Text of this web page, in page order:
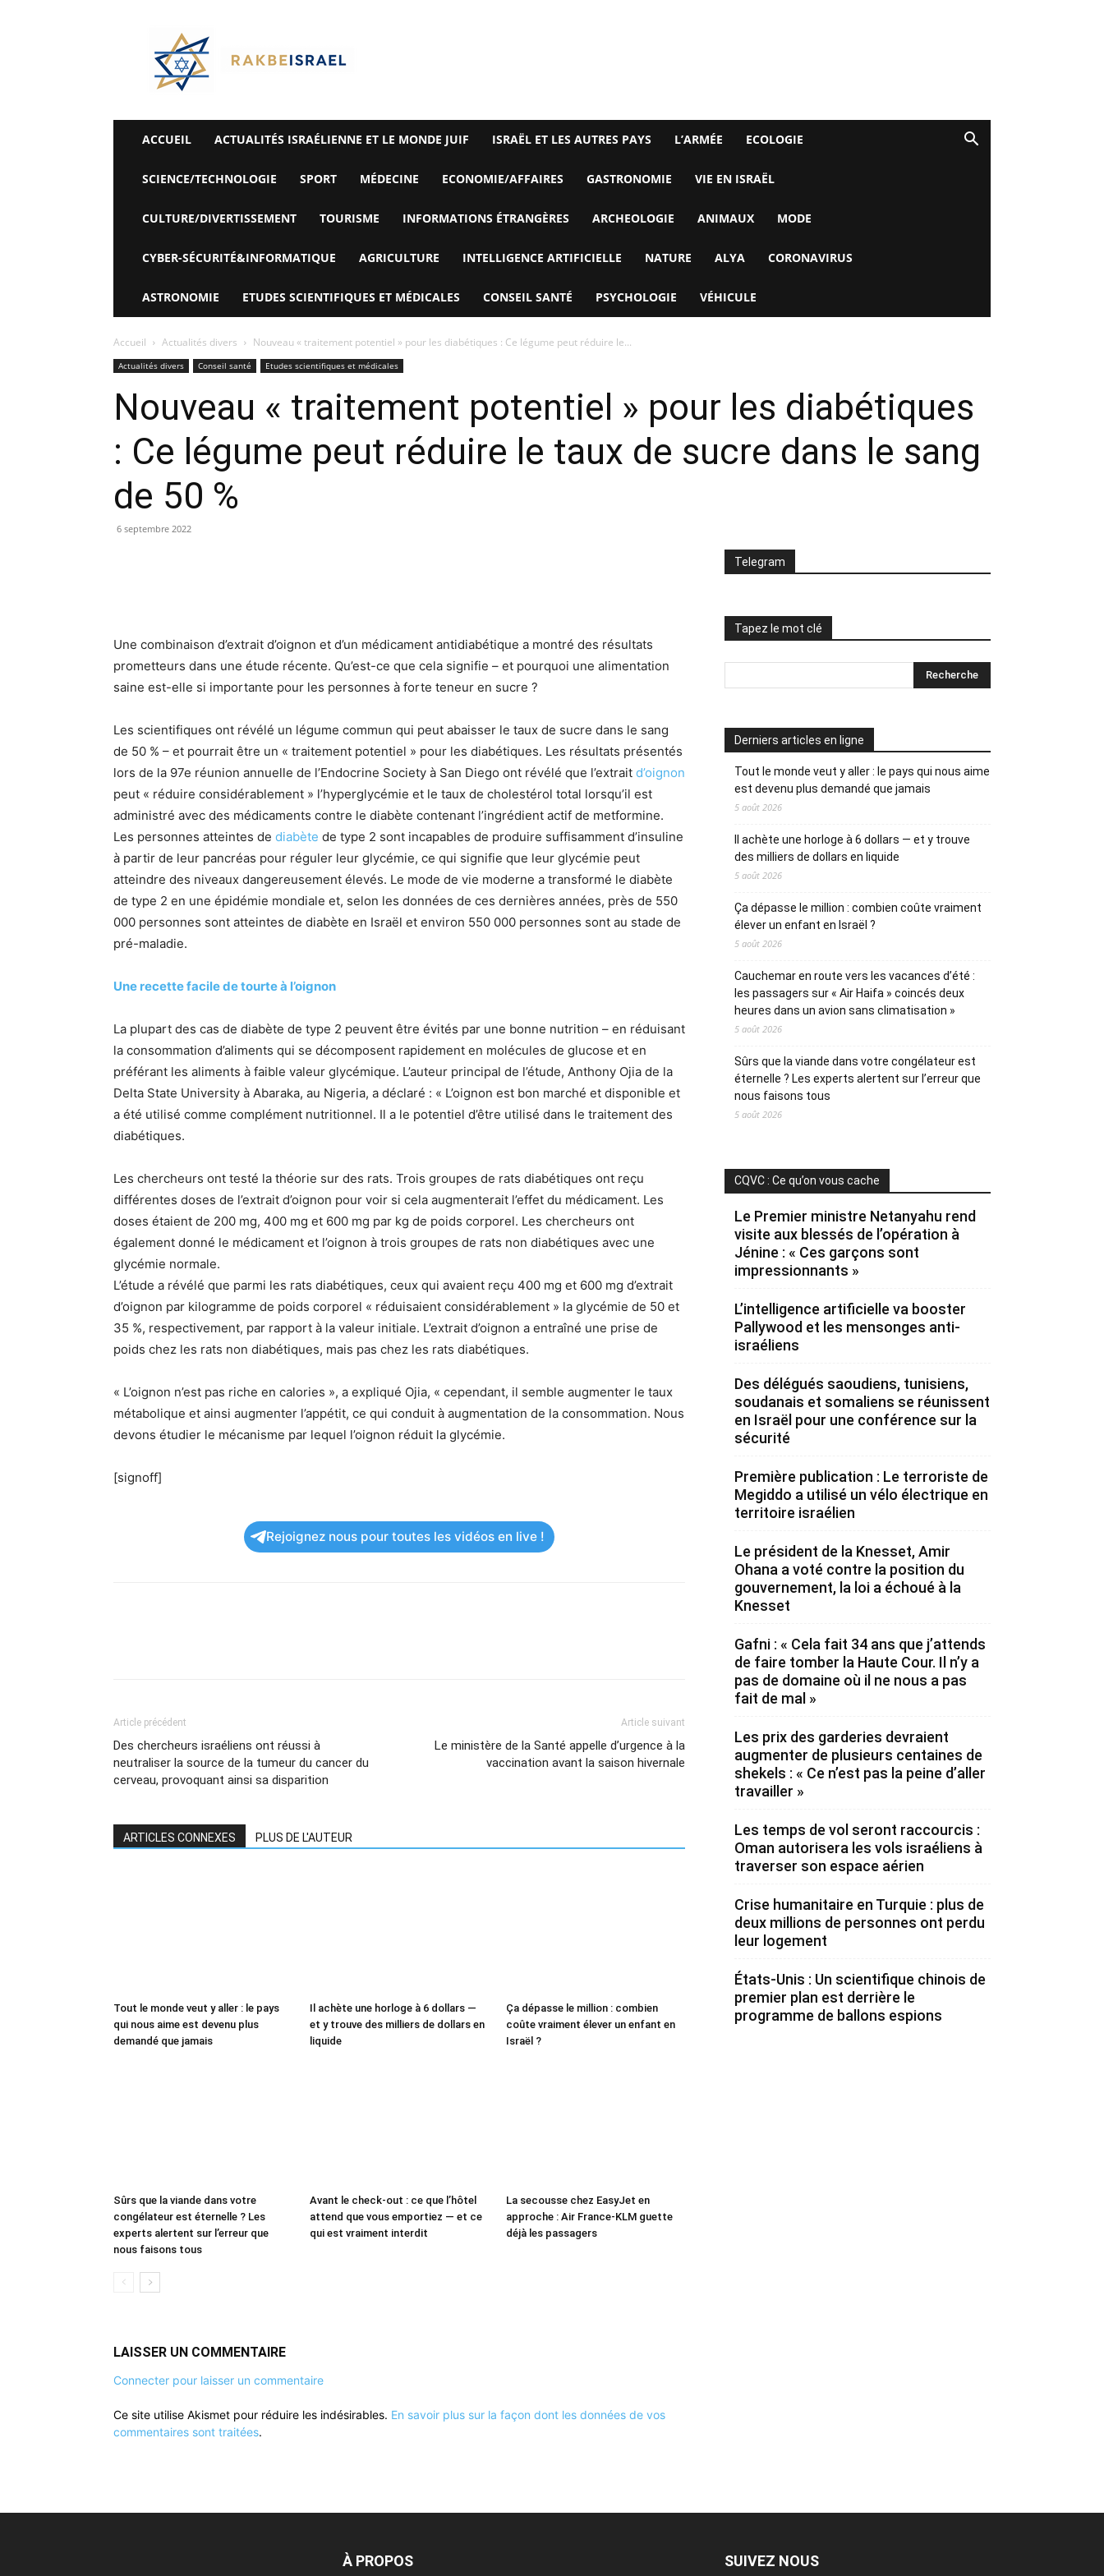
Rak
Be
Israel-
Alyaexpress-
News
ACCUEIL ACTUALITÉS ISRAÉLIENNE ET LE MONDE JUIF ISRAËL ET LES AUTRES PAYS L’ARMÉE ECOLOGIE
SCIENCE/TECHNOLOGIE SPORT MÉDECINE ECONOMIE/AFFAIRES GASTRONOMIE VIE EN ISRAËL
CULTURE/DIVERTISSEMENT TOURISME INFORMATIONS ÉTRANGÈRES ARCHEOLOGIE ANIMAUX MODE
CYBER-SÉCURITÉ&INFORMATIQUE AGRICULTURE INTELLIGENCE ARTIFICIELLE NATURE ALYA CORONAVIRUS
ASTRONOMIE ETUDES SCIENTIFIQUES ET MÉDICALES CONSEIL SANTÉ PSYCHOLOGIE VÉHICULE
Accueil Actualités divers Nouveau « traitement potentiel » pour les diabétiques : Ce légume peut réduire le...
Actualités divers Conseil santé Etudes scientifiques et médicales
Nouveau « traitement potentiel » pour les diabétiques
: Ce légume peut réduire le taux de sucre dans le sang
de 50 %
6 septembre 2022
Une combinaison d’extrait d’oignon et d’un médicament antidiabétique a montré des résultats
prometteurs dans une étude récente. Qu’est-ce que cela signifie – et pourquoi une alimentation
saine est-elle si importante pour les personnes à forte teneur en sucre ?
Les scientifiques ont révélé un légume commun qui peut abaisser le taux de sucre dans le sang
de 50 % – et pourrait être un « traitement potentiel » pour les diabétiques. Les résultats présentés
lors de la 97e réunion annuelle de l’Endocrine Society à San Diego ont révélé que l’extrait d’oignon
peut « réduire considérablement » l’hyperglycémie et le taux de cholestérol total lorsqu’il est
administré avec des médicaments contre le diabète contenant l’ingrédient actif de metformine.
Les personnes atteintes de diabète de type 2 sont incapables de produire suffisamment d’insuline
à partir de leur pancréas pour réguler leur glycémie, ce qui signifie que leur glycémie peut
atteindre des niveaux dangereusement élevés. Le mode de vie moderne a transformé le diabète
de type 2 en une épidémie mondiale et, selon les données de ces dernières années, près de 550
000 personnes sont atteintes de diabète en Israël et environ 550 000 personnes sont au stade de
pré-maladie.
Une recette facile de tourte à l’oignon
La plupart des cas de diabète de type 2 peuvent être évités par une bonne nutrition – en réduisant
la consommation d’aliments qui se décomposent rapidement en molécules de glucose et en
préférant les aliments à faible valeur glycémique. L’auteur principal de l’étude, Anthony Ojia de la
Delta State University à Abaraka, au Nigeria, a déclaré : « L’oignon est bon marché et disponible et
a été utilisé comme complément nutritionnel. Il a le potentiel d’être utilisé dans le traitement des
diabétiques.
Les chercheurs ont testé la théorie sur des rats. Trois groupes de rats diabétiques ont reçu
différentes doses de l’extrait d’oignon pour voir si cela augmenterait l’effet du médicament. Les
doses étaient de 200 mg, 400 mg et 600 mg par kg de poids corporel. Les chercheurs ont
également donné le médicament et l’oignon à trois groupes de rats non diabétiques avec une
glycémie normale.
L’étude a révélé que parmi les rats diabétiques, ceux qui avaient reçu 400 mg et 600 mg d’extrait
d’oignon par kilogramme de poids corporel « réduisaient considérablement » la glycémie de 50 et
35 %, respectivement, par rapport à la valeur initiale. L’extrait d’oignon a entraîné une prise de
poids chez les rats non diabétiques, mais pas chez les rats diabétiques.
« L’oignon n’est pas riche en calories », a expliqué Ojia, « cependant, il semble augmenter le taux
métabolique et ainsi augmenter l’appétit, ce qui conduit à augmentation de la consommation. Nous
devons étudier le mécanisme par lequel l’oignon réduit la glycémie.
[signoff]
Rejoignez nous pour toutes les vidéos en live !
Article précédent
Des chercheurs israéliens ont réussi à
neutraliser la source de la tumeur du cancer du
cerveau, provoquant ainsi sa disparition
Article suivant
Le ministère de la Santé appelle d’urgence à la
vaccination avant la saison hivernale
ARTICLES CONNEXES PLUS DE L'AUTEUR
Tout le monde veut y aller : le pays
qui nous aime est devenu plus
demandé que jamais
Il achète une horloge à 6 dollars —
et y trouve des milliers de dollars en
liquide
Ça dépasse le million : combien
coûte vraiment élever un enfant en
Israël ?
Sûrs que la viande dans votre
congélateur est éternelle ? Les
experts alertent sur l’erreur que
nous faisons tous
Avant le check-out : ce que l’hôtel
attend que vous emportiez — et ce
qui est vraiment interdit
La secousse chez EasyJet en
approche : Air France-KLM guette
déjà les passagers
LAISSER UN COMMENTAIRE
Connecter pour laisser un commentaire
Ce site utilise Akismet pour réduire les indésirables. En savoir plus sur la façon dont les données de vos
commentaires sont traitées.
Telegram
Tapez le mot clé
Derniers articles en ligne
Tout le monde veut y aller : le pays qui nous aime
est devenu plus demandé que jamais
5 août 2026
Il achète une horloge à 6 dollars — et y trouve
des milliers de dollars en liquide
5 août 2026
Ça dépasse le million : combien coûte vraiment
élever un enfant en Israël ?
5 août 2026
Cauchemar en route vers les vacances d’été :
les passagers sur « Air Haifa » coincés deux
heures dans un avion sans climatisation »
5 août 2026
Sûrs que la viande dans votre congélateur est
éternelle ? Les experts alertent sur l’erreur que
nous faisons tous
5 août 2026
CQVC : Ce qu’on vous cache
Le Premier ministre Netanyahu rend
visite aux blessés de l’opération à
Jénine : « Ces garçons sont
impressionnants »
L’intelligence artificielle va booster
Pallywood et les mensonges anti-
israéliens
Des délégués saoudiens, tunisiens,
soudanais et somaliens se réunissent
en Israël pour une conférence sur la
sécurité
Première publication : Le terroriste de
Megiddo a utilisé un vélo électrique en
territoire israélien
Le président de la Knesset, Amir
Ohana a voté contre la position du
gouvernement, la loi a échoué à la
Knesset
Gafni : « Cela fait 34 ans que j’attends
de faire tomber la Haute Cour. Il n’y a
pas de domaine où il ne nous a pas
fait de mal »
Les prix des garderies devraient
augmenter de plusieurs centaines de
shekels : « Ce n’est pas la peine d’aller
travailler »
Les temps de vol seront raccourcis :
Oman autorisera les vols israéliens à
traverser son espace aérien
Crise humanitaire en Turquie : plus de
deux millions de personnes ont perdu
leur logement
États-Unis : Un scientifique chinois de
premier plan est derrière le
programme de ballons espions
À PROPOS SUIVEZ NOUS